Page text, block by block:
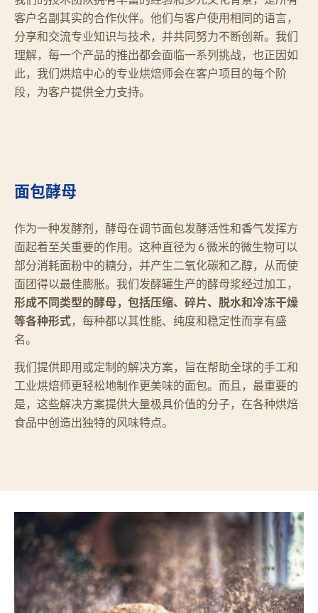
客户名副其实的合作伙伴。他们与客户使用相同的语言，
分享和交流专业知识与技术，并共同努力不断创新。我们
理解，每一个产品的推出都会面临一系列挑战，也正因如
此，我们烘焙中心的专业烘焙师会在客户项目的每个阶
段，为客户提供全力支持。
面包酵母
作为一种发酵剂，酵母在调节面包发酵活性和香气发挥方
面起着至关重要的作用。这种直径为 6 微米的微生物可以
部分消耗面粉中的糖分，并产生二氧化碳和乙醇，从而使
面团得以最佳膨胀。我们发酵罐生产的酵母浆经过加工，
形成不同类型的酵母，包括压缩、碎片、脱水和冷冻干燥
等各种形式，每种都以其性能、纯度和稳定性而享有盛
名。
我们提供即用或定制的解决方案，旨在帮助全球的手工和
工业烘焙师更轻松地制作更美味的面包。而且，最重要的
是，这些解决方案提供大量极具价值的分子，在各种烘焙
食品中创造出独特的风味特点。